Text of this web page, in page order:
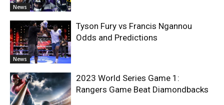
News
News
Tyson Fury vs Francis Ngannou
Odds and Predictions
2023 World Series Game 1:
Rangers Game Beat Diamondbacks